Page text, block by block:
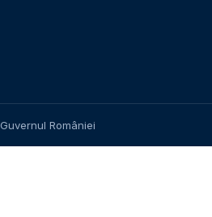
Guvernul României